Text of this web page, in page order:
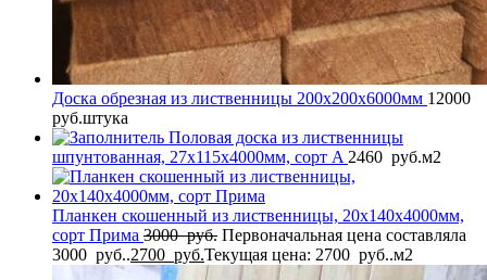
Доска обрезная из лиственницы 200x200x6000мм 12000
руб.штука
Половая доска из лиственницы
шпунтованная, 27x115x4000мм, сорт A 2460 руб.м2
Планкен скошенный из лиственницы, 20x140x4000мм,
сорт Прима 3000руб. Первоначальная цена составляла
3000 руб..2700 руб.Текущая цена: 2700 руб..м2